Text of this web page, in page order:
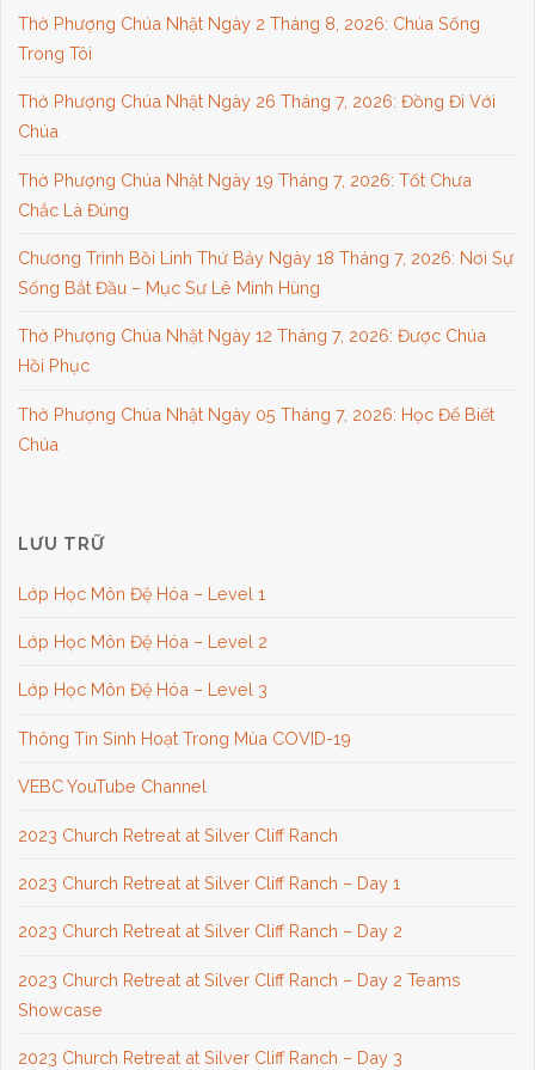
Thờ Phượng Chúa Nhật Ngày 2 Tháng 8, 2026: Chúa Sống
Trong Tôi
Thờ Phượng Chúa Nhật Ngày 26 Tháng 7, 2026: Đồng Đi Với
Chúa
Thờ Phượng Chúa Nhật Ngày 19 Tháng 7, 2026: Tốt Chưa
Chắc Là Đúng
Chương Trình Bồi Linh Thứ Bảy Ngày 18 Tháng 7, 2026: Nơi Sự
Sống Bắt Đầu – Mục Sư Lê Minh Hùng
Thờ Phượng Chúa Nhật Ngày 12 Tháng 7, 2026: Được Chúa
Hồi Phục
Thờ Phượng Chúa Nhật Ngày 05 Tháng 7, 2026: Học Để Biết
Chúa
LƯU TRỮ
Lớp Học Môn Đệ Hóa – Level 1
Lớp Học Môn Đệ Hóa – Level 2
Lớp Học Môn Đệ Hóa – Level 3
Thông Tin Sinh Hoạt Trong Mùa COVID-19
VEBC YouTube Channel
2023 Church Retreat at Silver Cliff Ranch
2023 Church Retreat at Silver Cliff Ranch – Day 1
2023 Church Retreat at Silver Cliff Ranch – Day 2
2023 Church Retreat at Silver Cliff Ranch – Day 2 Teams
Showcase
2023 Church Retreat at Silver Cliff Ranch – Day 3